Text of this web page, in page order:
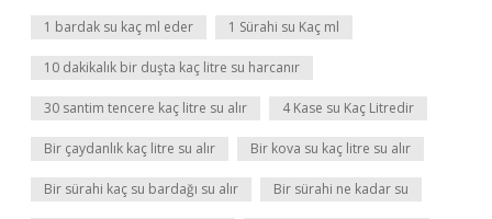
1 bardak su kaç ml eder 1 Sürahi su Kaç ml
10 dakikalık bir duşta kaç litre su harcanır
30 santim tencere kaç litre su alır 4 Kase su Kaç Litredir
Bir çaydanlık kaç litre su alır Bir kova su kaç litre su alır
Bir sürahi kaç su bardağı su alır Bir sürahi ne kadar su